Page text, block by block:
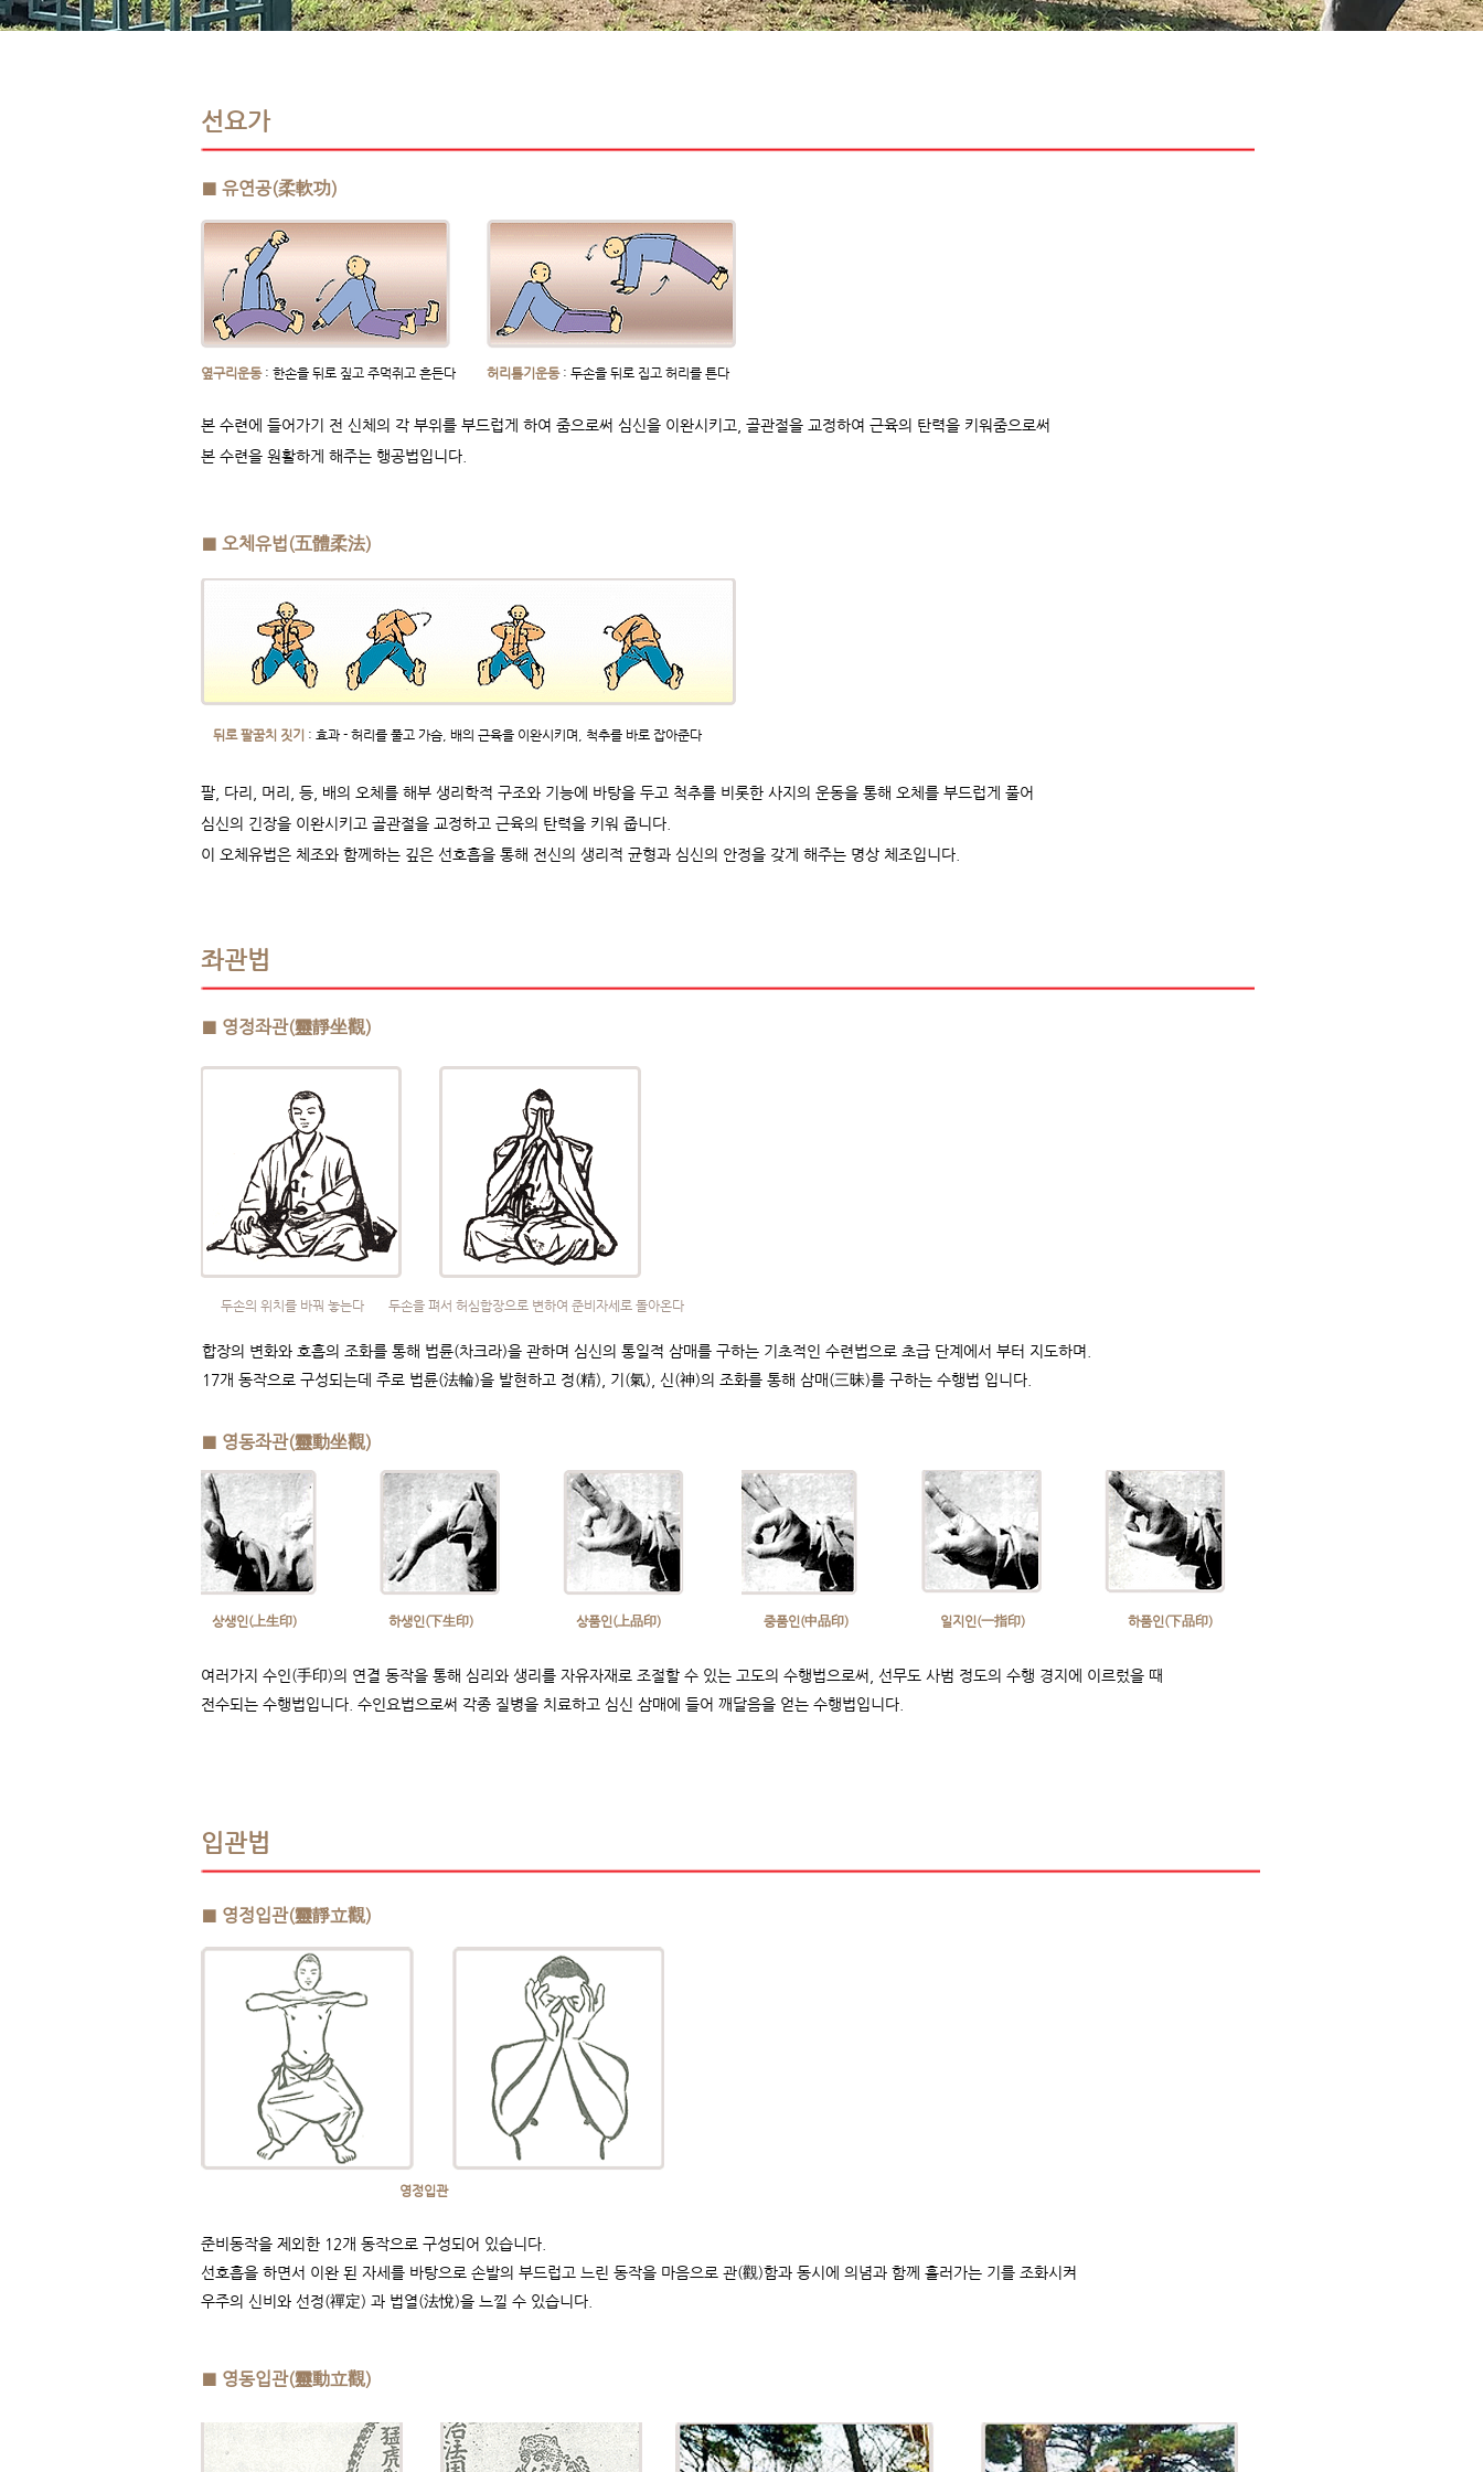
​선요가
■ 유연공(柔軟功)
​옆구리운동: 한손을 뒤로 짚고 주먹쥐고 흔든다 ​허리틀기운동: 두손을 뒤로 집고 허리를 튼다
본 수련에 들어가기 전 신체의 각 부위를 부드럽게 하여 줌으로써 심신을 이완시키고, 골관절을 교정하여 근육의 탄력을 키워줌으로써
본 수련을 원활하게 해주는 행공법입니다.
■ 오체유법(五體柔法)
뒤로 팔꿈치 짓기 : 효과 - 허리를 풀고 가슴, 배의 근육을 이완시키며, 척추를 바로 잡아준다
팔, 다리, 머리, 등, 배의 오체를 해부 생리학적 구조와 기능에 바탕을 두고 척추를 비롯한 사지의 운동을 통해 오체를 부드럽게 풀어
심신의 긴장을 이완시키고 골관절을 교정하고 근육의 탄력을 키워 줍니다.
​이 오체유법은 체조와 함께하는 깊은 선호흡을 통해 전신의 생리적 균형과 심신의 안정을 갖게 해주는 명상 체조입니다.
좌관법
■ 영정좌관(靈靜坐觀)
두손의 위치를 바꿔 놓는다 두손을 펴서 허심합장으로 변하여 준비자세로 돌아온다
합장의 변화와 호흡의 조화를 통해 법륜(차크라)을 관하며 심신의 통일적 삼매를 구하는 기초적인 수련법으로 초급 단계에서 부터 지도하며.
17개 동작으로 구성되는데 주로 법륜(法輪)을 발현하고 정(精), 기(氣), 신(神)의 조화를 통해 삼매(三昧)를 구하는 수행법 입니다.
■ 영동좌관(靈動坐觀)
​상생인(上生印) ​하생인(下生印) ​상품인(上品印) ​중품인(中品印) 일지인(一指印) ​하품인(下品印)
여러가지 수인(手印)의 연결 동작을 통해 심리와 생리를 자유자재로 조절할 수 있는 고도의 수행법으로써, 선무도 사범 정도의 수행 경지에 이르렀을 때
전수되는 수행법입니다.​ 수인요법으로써 각종 질병을 치료하고 심신 삼매에 들어 깨달음을 얻는 수행법입니다.
​입관법
■ 영정입관(靈靜立觀)
​영정입관
준비동작을 제외한 12개 동작으로 구성되어 있습니다.
​선호흡을 하면서 이완 된 자세를 바탕으로 손발의 부드럽고 느린 동작을 마음으로 관(觀)함과 동시에 의념과 함께 흘러가는 기를 조화시켜
우주의 신비와 선정(禪定) 과 법열(法悅)을 느낄 수 있습니다.
■ 영동입관(靈動立觀)